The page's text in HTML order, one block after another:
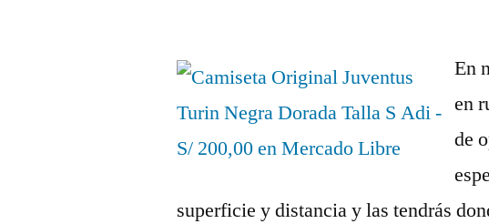
En
en
de
superficie y distancia y las tendrás